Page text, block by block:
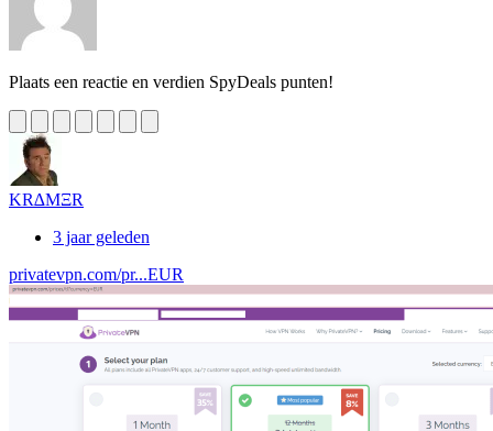
Plaats een reactie en verdien SpyDeals punten!
KR∆MΞR
3 jaar geleden
privatevpn.com/pr...EUR